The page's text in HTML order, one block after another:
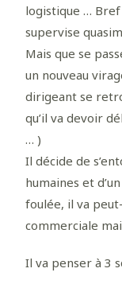
logistique … Bref
supervise
Mais que se
un nouveau
dirigeant se
qu’il va devoir
… )
Il décide de
humaines et
foulée, il va
commerciale
Il va penser à 3